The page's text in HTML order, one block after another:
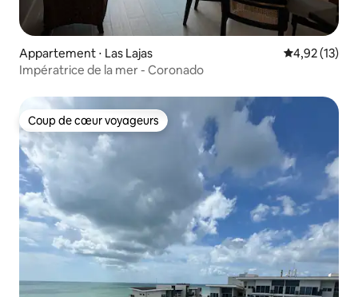
Appartement ⋅ Las Lajas Évaluation
4,92 (13)
Impératrice de la mer - Coronado
Coup de cœur voyageurs
Coup de cœur voyageurs